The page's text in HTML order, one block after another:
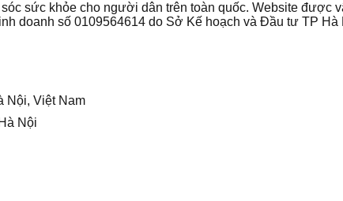
sức khỏe cho người dân trên toàn quốc. Website được
doanh số 0109564614 do Sở Kế hoạch và Đầu tư TP Hà
Nội, Việt Nam
Nội